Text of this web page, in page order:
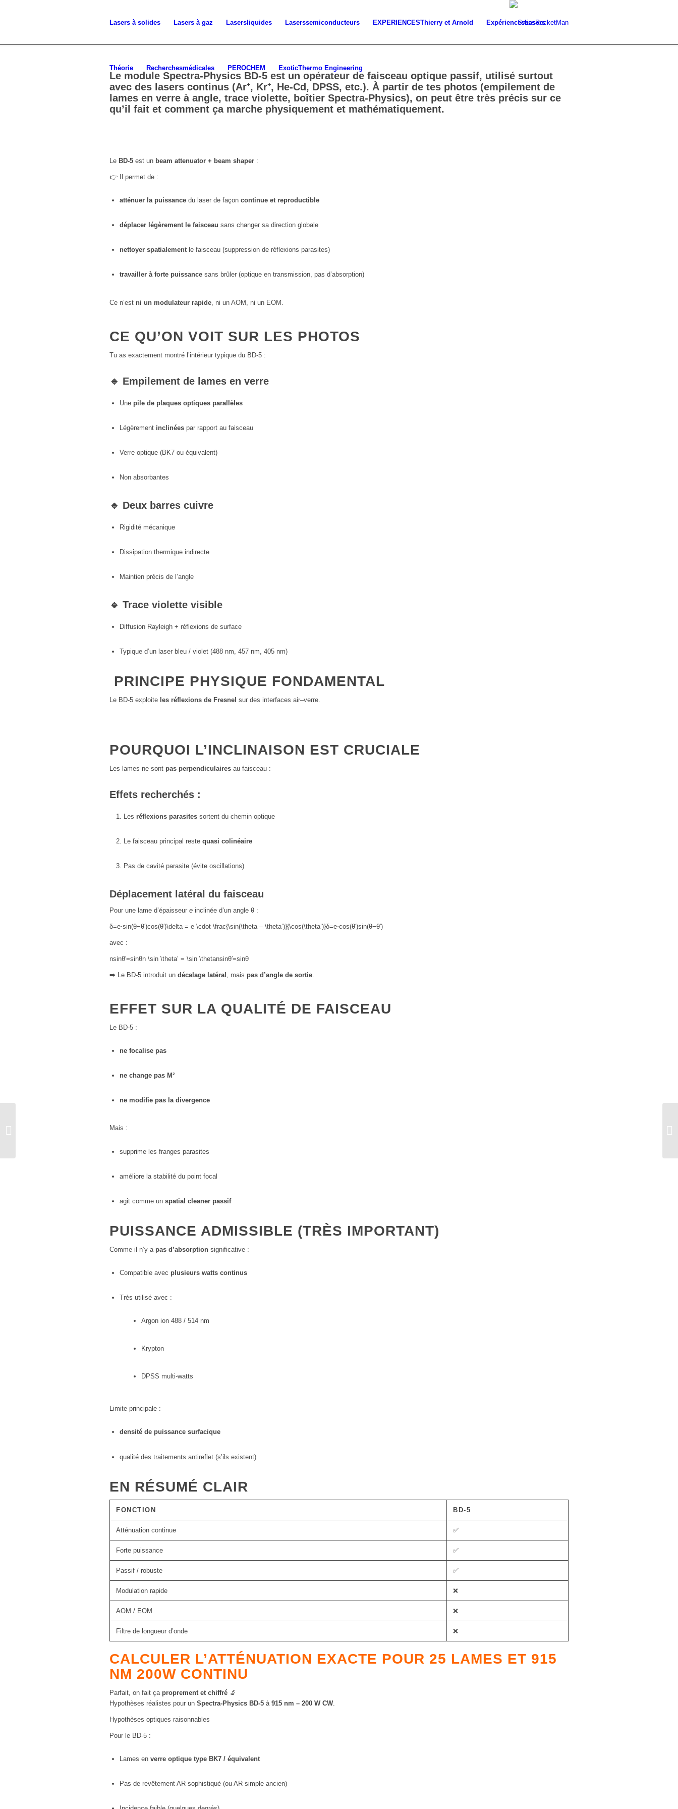
Lasers à solides Lasers à gaz Lasers liquides Laserssemiconducteurs EXPERIENCESThierry et Arnold ExpériencesLasers
Théorie Recherchesmédicales PEROCHEM ExoticThermo Engineering
Le module Spectra-Physics BD-5 est un opérateur de faisceau optique passif, utilisé surtout
avec des lasers continus (Ar⁺, Kr⁺, He-Cd, DPSS, etc.). À partir de tes photos (empilement de
lames en verre à angle, trace violette, boîtier Spectra-Physics), on peut être très précis sur ce
qu’il fait et comment ça marche physiquement et mathématiquement.
Le BD-5 est un beam attenuator + beam shaper :
👉 Il permet de :
atténuer la puissance du laser de façon continue et reproductible
déplacer légèrement le faisceau sans changer sa direction globale
nettoyer spatialementle faisceau (suppression de réflexions parasites)
travailler à forte puissance sans brûler (optique en transmission, pas d’absorption)
Ce n’est ni un modulateur rapide , ni un AOM, ni un EOM.
CE QU’ON VOIT SUR LES PHOTOS
Tu as exactement montré l’intérieur typique du BD-5 :
🔹 Empilement de lames en verre
Une pile de plaques optiques parallèles
Légèrement inclinées par rapport au faisceau
Verre optique (BK7 ou équivalent)
Non absorbantes
🔹 Deux barres cuivre
Rigidité mécanique
Dissipation thermique indirecte
Maintien précis de l’angle
🔹 Trace violette visible
Diffusion Rayleigh + réflexions de surface
Typique d’un laser bleu / violet (488 nm, 457 nm, 405 nm)
PRINCIPE PHYSIQUE FONDAMENTAL
Le BD-5 exploite les réflexions de Fresnel sur des interfaces air–verre.
POURQUOI L’INCLINAISON EST CRUCIALE
Les lames ne sont pas perpendiculaires au faisceau :
Effets recherchés :
Les réflexions parasites sortent du chemin optique
Le faisceau principal reste quasi colinéaire
Pas de cavité parasite (évite oscillations)
Déplacement latéral du faisceau
Pour une lame d’épaisseur e inclinée d’un angle θ :
δ=e⋅sin⁡(θ−θ′)cos⁡(θ′)\delta = e \cdot \frac{\sin(\theta – \theta’)}{\cos(\theta’)}δ=e⋅cos(θ′)sin(θ−θ′)
avec :
nsin⁡θ′=sin⁡θn \sin \theta’ = \sin \thetansinθ′=sinθ
➡️ Le BD-5 introduit un décalage latéral , mais pas d’angle de sortie.
EFFET SUR LA QUALITÉ DE FAISCEAU
Le BD-5 :
ne focalise pas
ne change pas M²
ne modifie pas la divergence
Mais :
supprime les franges parasites
améliore la stabilité du point focal
agit comme un spatial cleaner passif
PUISSANCE ADMISSIBLE (TRÈS IMPORTANT)
Comme il n’y a pas d’absorption significative :
Compatible avec plusieurs watts continus
Très utilisé avec :
Argon ion 488 / 514 nm
Krypton
DPSS multi-watts
Limite principale :
densité de puissance surfacique
qualité des traitements antireflet (s’ils existent)
EN RÉSUMÉ CLAIR
FONCTION BD-5
Atténuation continue ✅
Forte puissance ✅
Passif / robuste ✅
Modulation rapide ❌
AOM / EOM ❌
Filtre de longueur d’onde ❌
CALCULER L’ATTÉNUATION EXACTE POUR 25 LAMES ET 915
NM 200W CONTINU
Parfait, on fait ça proprement et chiffré 🔬
Hypothèses réalistes pour un Spectra-Physics BD-5 à 915 nm – 200 W CW.
Hypothèses optiques raisonnables
Pour le BD-5 :
Lames en verre optique type BK7 / équivalent
Pas de revêtement AR sophistiqué (ou AR simple ancien)